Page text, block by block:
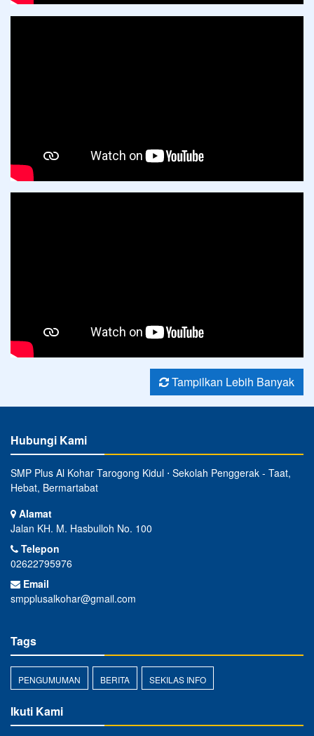
Tampilkan Lebih Banyak
Hubungi Kami
SMP Plus Al Kohar Tarogong Kidul ⋅ Sekolah Penggerak - Taat,
Hebat, Bermartabat
Alamat
Jalan KH. M. Hasbulloh No. 100
Telepon
02622795976
Email
smpplusalkohar@gmail.com
Tags
PENGUMUMAN BERITA SEKILAS INFO
Ikuti Kami